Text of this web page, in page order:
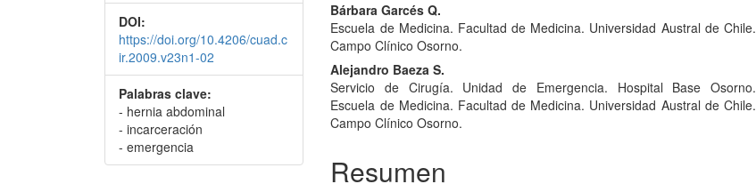
DOI:
https://doi.org/10.4206/cuad.c
ir.2009.v23n1-02
Palabras clave:
- hernia abdominal
- incarceración
- emergencia
Bárbara Garcés Q.
Escuela de Medicina. Facultad de Medicina. Universidad Austral de Chile.
Campo Clínico Osorno.
Alejandro Baeza S.
Servicio de Cirugía. Unidad de Emergencia. Hospital Base Osorno.
Escuela de Medicina. Facultad de Medicina. Universidad Austral de Chile.
Campo Clínico Osorno.
Resumen